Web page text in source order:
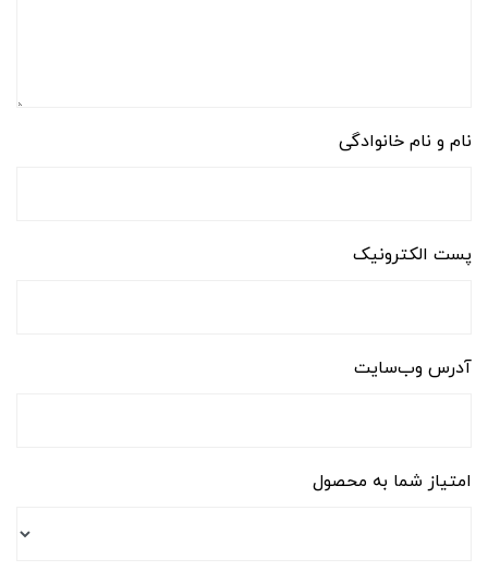
نام و نام خانوادگی
پست الکترونیک
آدرس وب‌سایت
امتیاز شما به محصول